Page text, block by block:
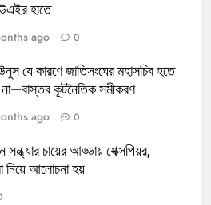
হাতে
ago
0
যে কারণে জাতিসংঘের মহাসচিব হতে
না—বাস্তব কূটনৈতিক সমীকরণ
ago
0
সন্ধ্যার চায়ের আড্ডায় শেক্সপিয়র,
নিয়ে আলোচনা হয়